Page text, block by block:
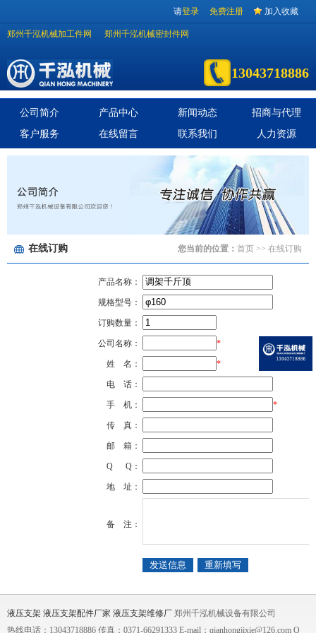
请登录 免费注册 加入收藏
郑州千泓机械加工件网 郑州千泓机械密封件网
13043718886
公司简介 产品中心 新闻动态
招商与代理
客户服务
在线留言 联系我们 人力资源
您当前的位置： 首页 >> 在线订购
在线订购
产品名称：
规格型号：
订购数量：
公司名称： *
姓 名： *
电 话：
手 机： *
传 真：
邮 箱：
Q Q：
地 址：
备 注：
液压支架 液压支架配件厂家 液压支架维修厂 郑州千泓机械设备有限公司
热线电话：13043718886 传真：0371-66291333 E-mail：qianhongjixie@126.com Q